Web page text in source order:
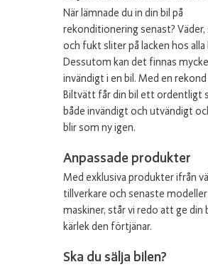
När lämnade du in din bil på
rekonditionering senast?
och fukt sliter på lacken hos alla
Dessutom kan det finnas
invändigt i en bil. Med en rekond
Biltvätt får din bil ett ordentligt
både invändigt och utvändigt
blir som ny igen.
Anpassade produkter
Med exklusiva produkter ifrån
tillverkare och senaste modeller
maskiner, står vi redo att ge din
kärlek den förtjänar.
Ska du sälja bilen?